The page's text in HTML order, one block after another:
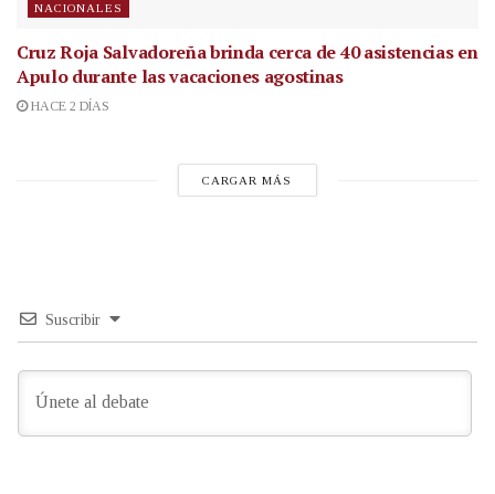
NACIONALES
Cruz Roja Salvadoreña brinda cerca de 40 asistencias en
Apulo durante las vacaciones agostinas
HACE 2 DÍAS
CARGAR MÁS
Suscribir